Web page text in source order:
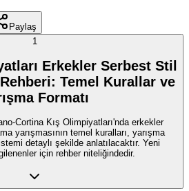
Paylaş
1
Erkekler Serbest Stil
Temel Kurallar ve
Formatı
Cortina Kış Olimpiyatları'nda erkekler
yarışmasının temel kuralları, yarışma
detaylı şekilde anlatılacaktır. Yeni
için rehber niteliğindedir.